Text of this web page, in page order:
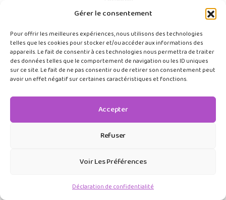
Gérer le consentement
Pour offrir les meilleures expériences, nous utilisons des technologies
telles que les cookies pour stocker et/ou accéder aux informations des
appareils. Le fait de consentir à ces technologies nous permettra de traiter
des données telles que le comportement de navigation ou les ID uniques
sur ce site. Le fait de ne pas consentir ou de retirer son consentement peut
avoir un effet négatif sur certaines caractéristiques et fonctions.
Accepter
Refuser
Voir Les Préférences
Déclaration de confidentialité
adouci
Fini le look d’usine
sombre et froid. On
conserve les structures
métalliques noires
élégantes qu’on marie à
de grands miroirs, des
plantes vertes denses et
des verrières blanches
lumineux.
Le style Riviera /